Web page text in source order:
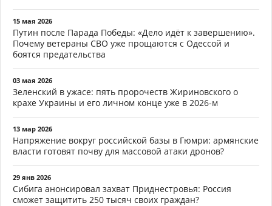
15 мая 2026
Путин после Парада Победы: «Дело идёт к завершению».
Почему ветераны СВО уже прощаются с Одессой и
боятся предательства
03 мая 2026
Зеленский в ужасе: пять пророчеств Жириновского о
крахе Украины и его личном конце уже в 2026-м
13 мар 2026
Напряжение вокруг российской базы в Гюмри: армянские
власти готовят почву для массовой атаки дронов?
29 янв 2026
Сибига анонсировал захват Приднестровья: Россия
сможет защитить 250 тысяч своих граждан?